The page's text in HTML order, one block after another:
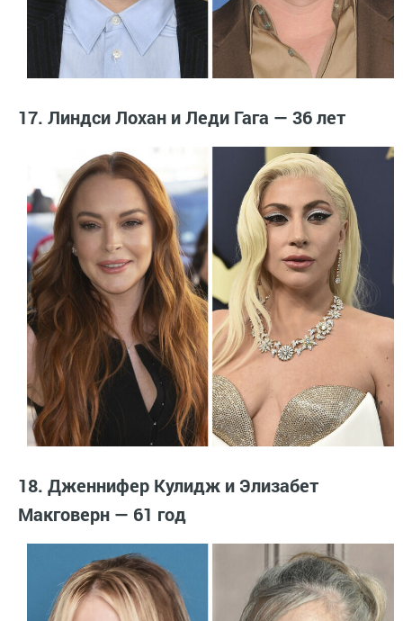
17. Линдси Лохан и Леди Гага — 36 лет
18. Дженнифер Кулидж и Элизабет
Макговерн — 61 год